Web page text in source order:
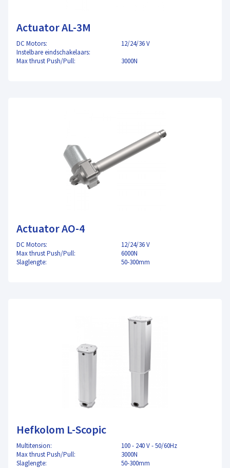
Actuator AL-3M
DC Motors:
12/24/36 V
Instelbare eindschakelaars:
Max thrust Push/Pull:
3000N
Actuator AO-4
DC Motors:
12/24/36 V
Max thrust Push/Pull:
6000N
Slaglengte:
50-300mm
Hefkolom L-Scopic
Multitension:
100 - 240 V - 50/60Hz
Max thrust Push/Pull:
3000N
Slaglengte:
50-300mm